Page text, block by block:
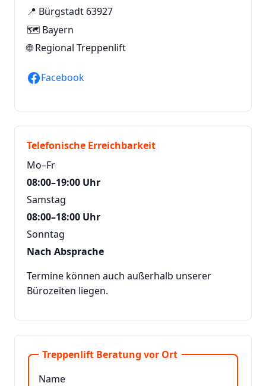
📍 Bürgstadt 63927
🗺️ Bayern
🌐Regional Treppenlift
Facebook
Telefonische Erreichbarkeit
Mo–Fr
08:00–19:00 Uhr
Samstag
08:00–18:00 Uhr
Sonntag
Nach Absprache
Termine können auch außerhalb unserer
Bürozeiten liegen.
Treppenlift Beratung vor Ort
Name